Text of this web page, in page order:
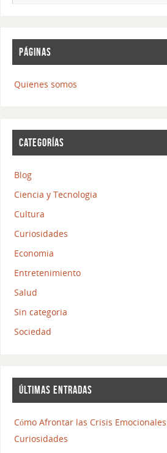
PÁGINAS
Quienes somos
CATEGORÍAS
Blog
Ciencia y Tecnologia
Cultura
Curiosidades
Economia
Entretenimiento
Salud
Sin categoria
Sociedad
ÚLTIMAS ENTRADAS
Cómo Afrontar las Crisis
Curiosidades